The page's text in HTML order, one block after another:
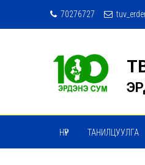
70276727
НҮҮР ТАНИЛЦУУЛГА